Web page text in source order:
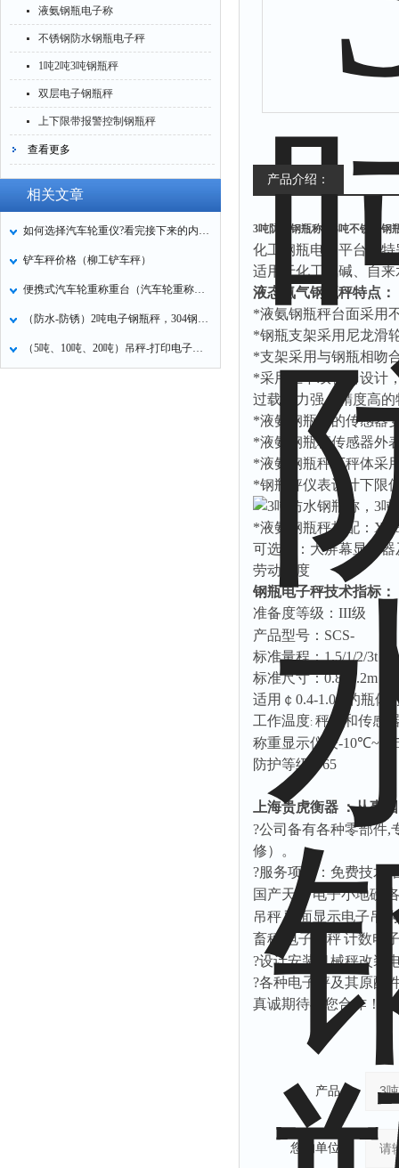
液氨钢瓶电子称
不锈钢防水钢瓶电子秤
1吨2吨3吨钢瓶秤
双层电子钢瓶秤
上下限带报警控制钢瓶秤
查看更多
相关文章
如何选择汽车轮重仪?看完接下来的内容之后你就知道了
铲车秤价格（柳工铲车秤）
便携式汽车轮重称重台（汽车轮重称重系统）
（防水-防锈）2吨电子钢瓶秤，304钢瓶称
（5吨、10吨、20吨）吊秤-打印电子钩秤
产品介绍：
3吨防水钢瓶称，3吨不锈钢钢
化工钢瓶电子平台秤
适用于化工氯碱、自
液态氨气钢瓶秤特点：
*液氨钢瓶秤台面采用
*钢瓶支架采用尼龙滑
*支架采用与钢瓶相吻
*采用上下双秤台设计
过载能力强、精度高的
*液氨钢瓶秤的传感器
*液氨钢瓶秤传感器外
*液氨钢瓶秤下秤体采
*钢瓶秤仪表设计下限
*液氨钢瓶秤标配：
可选配：大屏幕显示
劳动强度
钢瓶电子秤技术指标：
准备度等级： III级
产品型号： SCS-
标准量程：1.5/1/2/3t
标准尺寸：0.8*1.2m
适用￠ 0.4-1.0m
的瓶体
工作温度: 秤台和传感
称重显示仪表-10℃
防护等级
IP65
上海贵虎衡器 ：从事
?公司备有各种零部件,
修）。
?服务项目：免费技术
国产天平电子小地磅
吊秤双面显示电子吊
畜秤
电子台秤计数电
?设计安装机械秤改装
?各种电子秤及其原配
真诚期待与您合作！
产品：
您的单位：